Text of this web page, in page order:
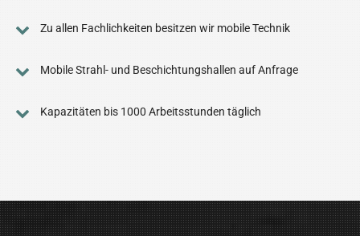
Zu allen Fachlichkeiten besitzen wir mobile Technik
Mobile Strahl- und Beschichtungshallen auf Anfrage
Kapazitäten bis 1000 Arbeitsstunden täglich